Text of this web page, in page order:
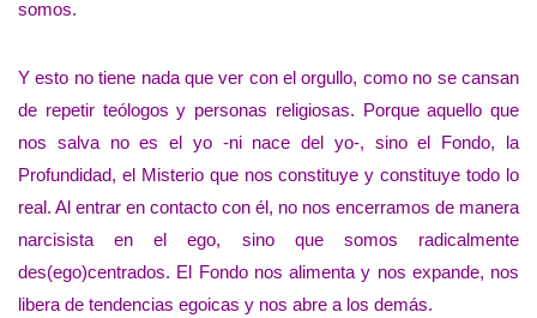
somos.
Y esto no tiene nada que ver con el orgullo, como no se cansan
de repetir teólogos y personas religiosas. Porque aquello que
nos salva no es el yo -ni nace del yo-, sino el Fondo, la
Profundidad, el Misterio que nos constituye y constituye todo lo
real. Al entrar en contacto con él, no nos encerramos de manera
narcisista en el ego, sino que somos radicalmente
des(ego)centrados. El Fondo nos alimenta y nos expande, nos
libera de tendencias egoicas y nos abre a los demás.